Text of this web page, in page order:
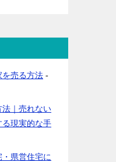
を売る方法 -
法｜売れない
現実的な手
県営住宅に